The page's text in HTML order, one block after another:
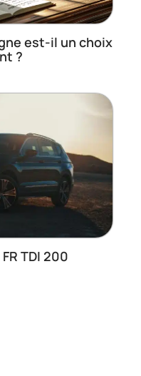
est-il un choix
?
TDI 200